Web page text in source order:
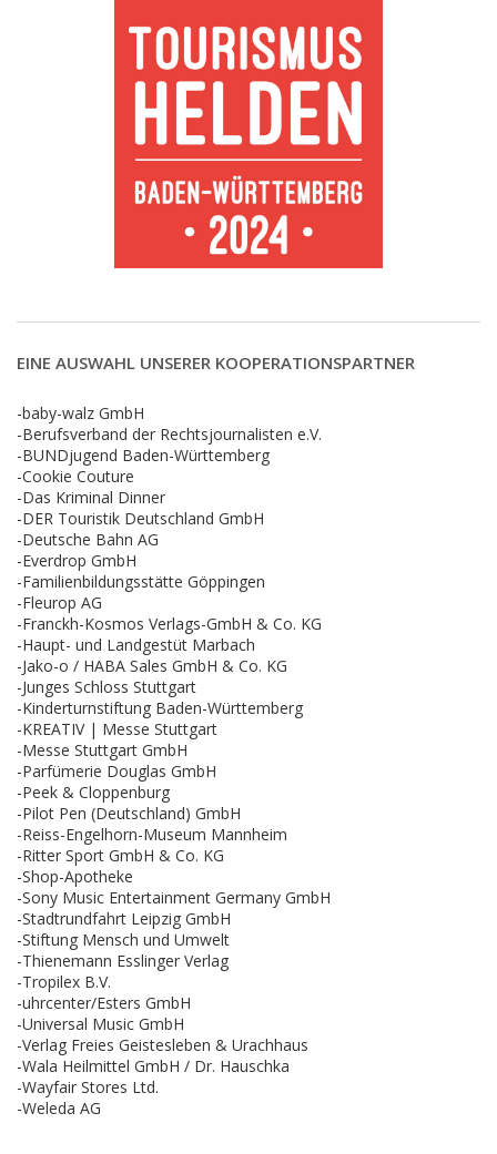
EINE AUSWAHL UNSERER KOOPERATIONSPARTNER
-baby-walz GmbH
-Berufsverband der Rechtsjournalisten e.V.
-BUNDjugend Baden-Württemberg
-Cookie Couture
-Das Kriminal Dinner
-DER Touristik Deutschland GmbH
-Deutsche Bahn AG
-Everdrop GmbH
-Familienbildungsstätte Göppingen
-Fleurop AG
-Franckh-Kosmos Verlags-GmbH & Co. KG
-Haupt- und Landgestüt Marbach
-Jako-o / HABA Sales GmbH & Co. KG
-Junges Schloss Stuttgart
-Kinderturnstiftung Baden-Württemberg
-KREATIV | Messe Stuttgart
-Messe Stuttgart GmbH
-Parfümerie Douglas GmbH
-Peek & Cloppenburg
-Pilot Pen (Deutschland) GmbH
-Reiss-Engelhorn-Museum Mannheim
-Ritter Sport GmbH & Co. KG
-Shop-Apotheke
-Sony Music Entertainment Germany GmbH
-Stadtrundfahrt Leipzig GmbH
-Stiftung Mensch und Umwelt
-Thienemann Esslinger Verlag
-Tropilex B.V.
-uhrcenter/Esters GmbH
-Universal Music GmbH
-Verlag Freies Geistesleben & Urachhaus
-Wala Heilmittel GmbH / Dr. Hauschka
-Wayfair Stores Ltd.
-Weleda AG